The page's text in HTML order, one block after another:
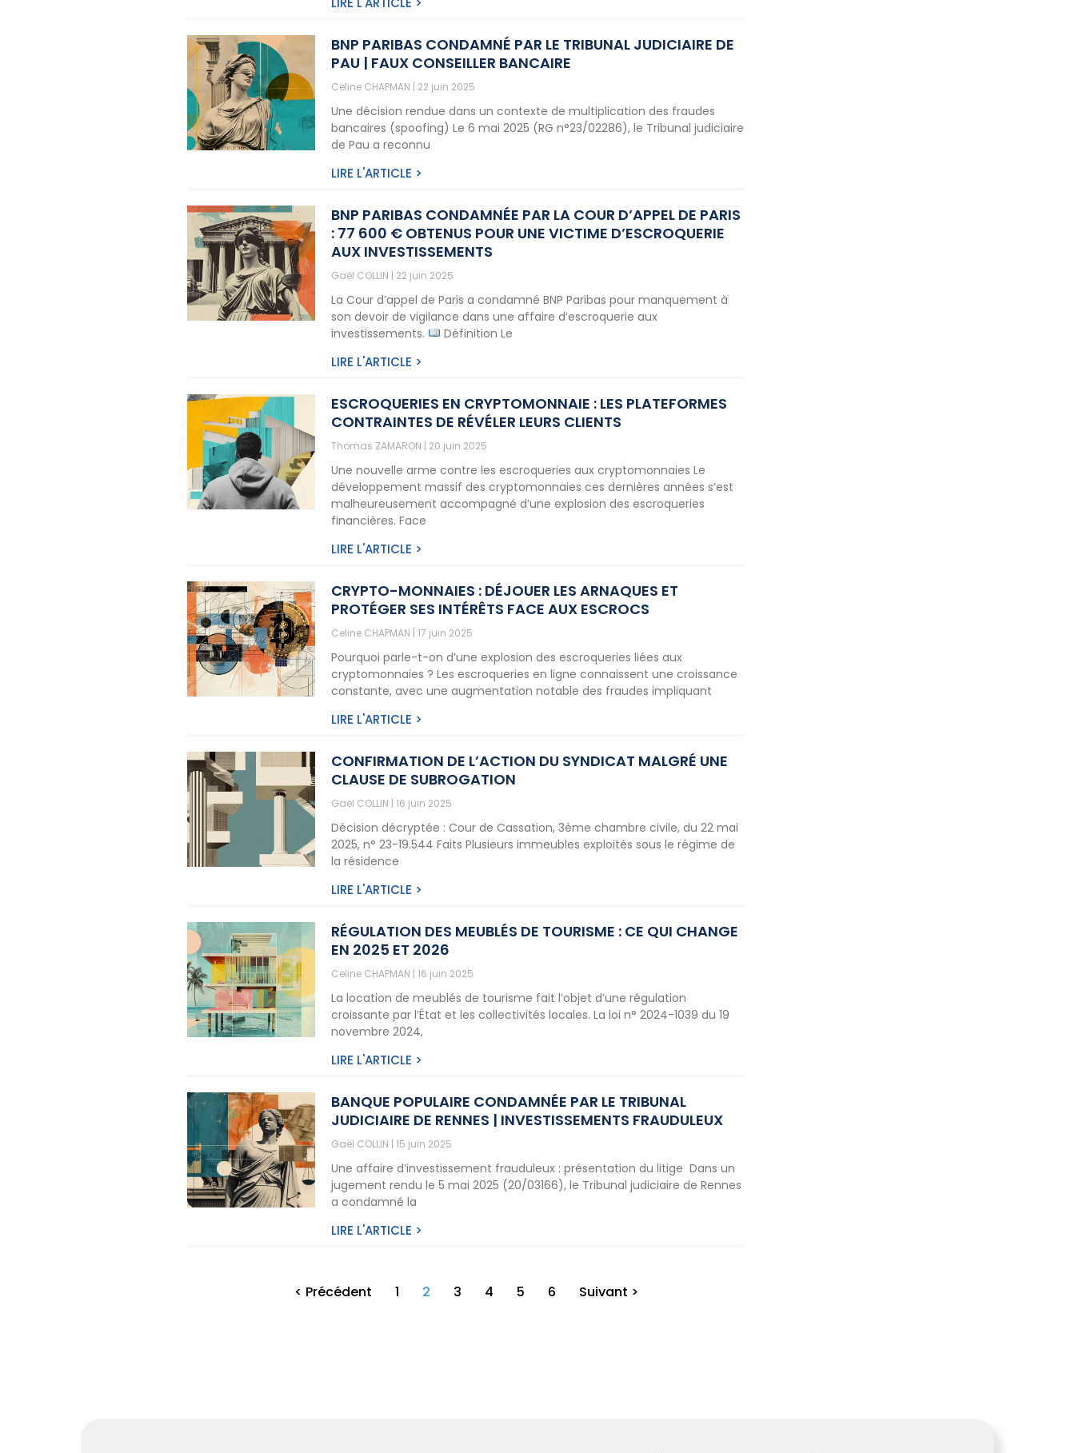
BNP PARIBAS CONDAMNÉ PAR LE TRIBUNAL JUDICIAIRE DE
PAU | FAUX CONSEILLER BANCAIRE
Celine CHAPMAN 22 juin 2025
Une décision rendue dans un contexte de multiplication des fraudes
bancaires (spoofing) Le 6 mai 2025 (RG n°23/02286), le Tribunal judiciaire
de Pau a reconnu
LIRE L'ARTICLE >
BNP PARIBAS CONDAMNÉE PAR LA COUR D’APPEL DE PARIS
: 77 600 € OBTENUS POUR UNE VICTIME D’ESCROQUERIE
AUX INVESTISSEMENTS
Gaël COLLIN 22 juin 2025
La Cour d’appel de Paris a condamné BNP Paribas pour manquement à
son devoir de vigilance dans une affaire d’escroquerie aux
investissements.
Définition Le
LIRE L'ARTICLE >
ESCROQUERIES EN CRYPTOMONNAIE : LES PLATEFORMES
CONTRAINTES DE RÉVÉLER LEURS CLIENTS
Thomas ZAMARON 20 juin 2025
Une nouvelle arme contre les escroqueries aux cryptomonnaies Le
développement massif des cryptomonnaies ces dernières années s’est
malheureusement accompagné d’une explosion des escroqueries
financières. Face
LIRE L'ARTICLE >
CRYPTO-MONNAIES : DÉJOUER LES ARNAQUES ET
PROTÉGER SES INTÉRÊTS FACE AUX ESCROCS
Celine CHAPMAN 17 juin 2025
Pourquoi parle-t-on d’une explosion des escroqueries liées aux
cryptomonnaies ? Les escroqueries en ligne connaissent une croissance
constante, avec une augmentation notable des fraudes impliquant
LIRE L'ARTICLE >
CONFIRMATION DE L’ACTION DU SYNDICAT MALGRÉ UNE
CLAUSE DE SUBROGATION
Gaël COLLIN 16 juin 2025
Décision décryptée : Cour de Cassation, 3ème chambre civile, du 22 mai
2025, n° 23-19.544 Faits Plusieurs immeubles exploités sous le régime de
la résidence
LIRE L'ARTICLE >
RÉGULATION DES MEUBLÉS DE TOURISME : CE QUI CHANGE
EN 2025 ET 2026
Celine CHAPMAN 16 juin 2025
La location de meublés de tourisme fait l’objet d’une régulation
croissante par l’État et les collectivités locales. La loi n° 2024-1039 du 19
novembre 2024,
LIRE L'ARTICLE >
BANQUE POPULAIRE CONDAMNÉE PAR LE TRIBUNAL
JUDICIAIRE DE RENNES | INVESTISSEMENTS FRAUDULEUX
Gaël COLLIN 15 juin 2025
Une affaire d’investissement frauduleux : présentation du litige Dans un
jugement rendu le 5 mai 2025 (20/03166), le Tribunal judiciaire de Rennes
a condamné la
LIRE L'ARTICLE >
< Précédent 1 2 3 4 5 6 Suivant >